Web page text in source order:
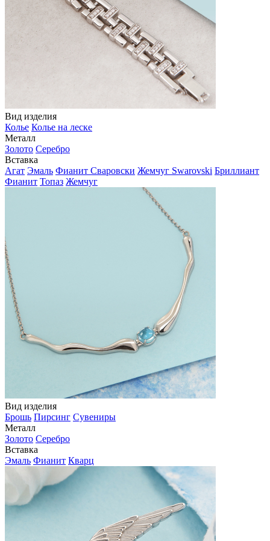
Вид изделия
Колье Колье на леске
Металл
Золото Серебро
Вставка
Агат Эмаль Фианит Сваровски Жемчуг Swarovski Бриллиант
Фианит Топаз Жемчуг
Вид изделия
Брошь Пирсинг Сувениры
Металл
Золото Серебро
Вставка
Эмаль Фианит Кварц